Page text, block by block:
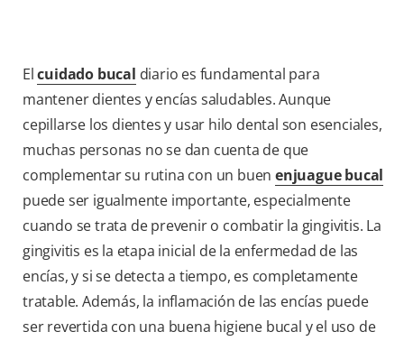
Elcuidado bucal diario es fundamental para
mantener dientes y encías saludables. Aunque
cepillarse los dientes y usar hilo dental son esenciales,
muchas personas no se dan cuenta de que
complementar su rutina con un buenenjuague bucal
puede ser igualmente importante, especialmente
cuando se trata de prevenir o combatir la gingivitis. La
gingivitis es la etapa inicial de la enfermedad de las
encías, y si se detecta a tiempo, es completamente
tratable. Además, la inflamación de las encías puede
ser revertida con una buena higiene bucal y el uso de